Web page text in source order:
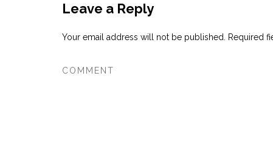
Leave a Reply
Your email address will not be published. Required